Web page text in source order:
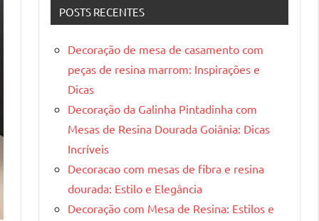
POSTS RECENTES
Decoração de mesa de casamento com
peças de resina marrom: Inspirações e
Dicas
Decoração da Galinha Pintadinha com
Mesas de Resina Dourada Goiânia: Dicas
Incríveis
Decoracao com mesas de fibra e resina
dourada: Estilo e Elegância
Decoração com Mesa de Resina: Estilos e